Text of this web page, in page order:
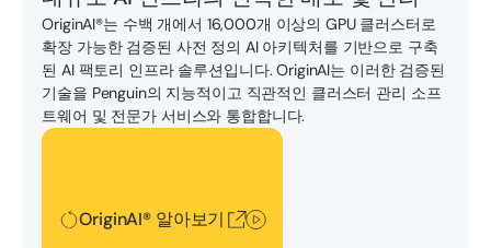
OriginAI®는 수백 개에서 16,000개 이상의 GPU 클러스터로
확장 가능한 검증된 사전 정의 AI 아키텍처를 기반으로 구축
된 AI 팩토리 인프라 솔루션입니다. OriginAI는 이러한 검증된
기술을 Penguin의 지능적이고 직관적인 클러스터 관리 소프
트웨어 및 전문가 서비스와 통합합니다.
OriginAI® 알아보기
OriginAI® 알아보기